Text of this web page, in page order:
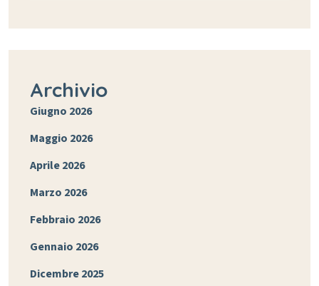
Archivio
Giugno 2026
Maggio 2026
Aprile 2026
Marzo 2026
Febbraio 2026
Gennaio 2026
Dicembre 2025